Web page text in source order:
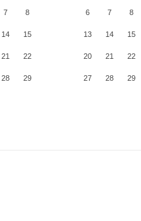
7 8
14 15
21 22
28 29
6 7 8
13 14 15
20 21 22
27 28 29